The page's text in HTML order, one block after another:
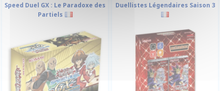
Speed Duel GX : Le Paradoxe des
Partiels
Duellistes Légendaires Saison 3